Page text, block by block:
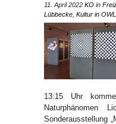
11. April 2022 KO in
Lübbecke Kultur in OWL
13:15 Uhr
Sonderausstellung